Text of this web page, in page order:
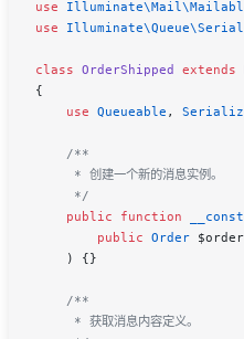
use
use Illuminate\Queue\
class OrderShipped extends
{
    use
Queueable ,
    /**
     * 创建一个新的消息实例。
     */
    public
function
        public
Order $order
    ) {}
    /**
     * 获取消息内容定义。